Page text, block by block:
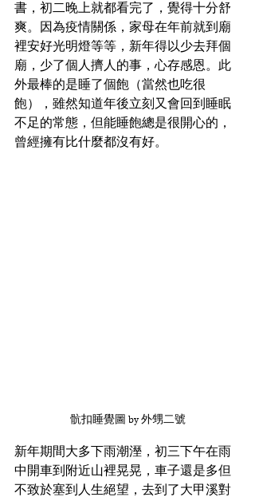
書，初二晚上就都看完了，覺得十分舒
爽。因為疫情關係，家母在年前就到廟
裡安好光明燈等等，新年得以少去拜個
廟，少了個人擠人的事，心存感恩。此
外最棒的是睡了個飽（當然也吃很
飽），雖然知道年後立刻又會回到睡眠
不足的常態，但能睡飽總是很開心的，
曾經擁有比什麼都沒有好。
骯扣睡覺圖 by 外甥二號
新年期間大多下雨潮溼，初三下午在雨
中開車到附近山裡晃晃，車子還是多但
不致於塞到人生絕望，去到了大甲溪對